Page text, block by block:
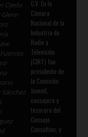
Ojeda
Glenn
Sánchez
C.V. En la
Cámara
Nacional de la
Industria de
Radio y
Televisión
(CIRT) fue
presidente de
la Comisión
Juvenil,
consejero y
tesorero del
Consejo
Consultivo, y